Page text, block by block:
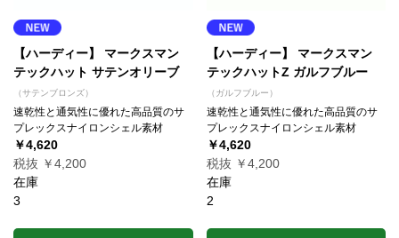
【ハーディー】 マークスマン
テックハット サテンオリーブ
（サテンブロンズ）
速乾性と通気性に優れた高品質のサ
プレックスナイロンシェル素材
￥4,620
税抜 ￥4,200
在庫
3
【ハーディー】 マークスマン
テックハットZ ガルフブルー
（ガルフブルー）
速乾性と通気性に優れた高品質のサ
プレックスナイロンシェル素材
￥4,620
税抜 ￥4,200
在庫
2